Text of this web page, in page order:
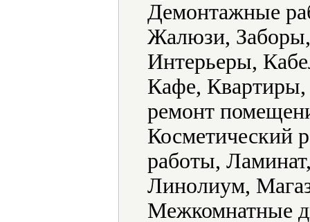
Демонтажные
Жалюзи,
Интерьеры,
Кафе,
ремонт
Косметический
работы,
Линолиум,
Межкомнатные